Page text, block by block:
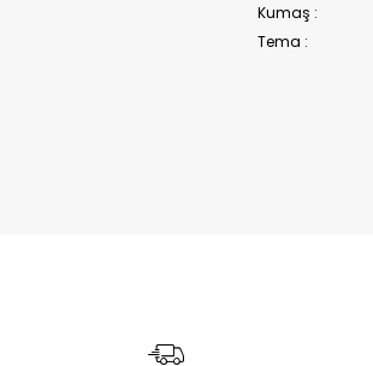
Kumaş :
Tema :